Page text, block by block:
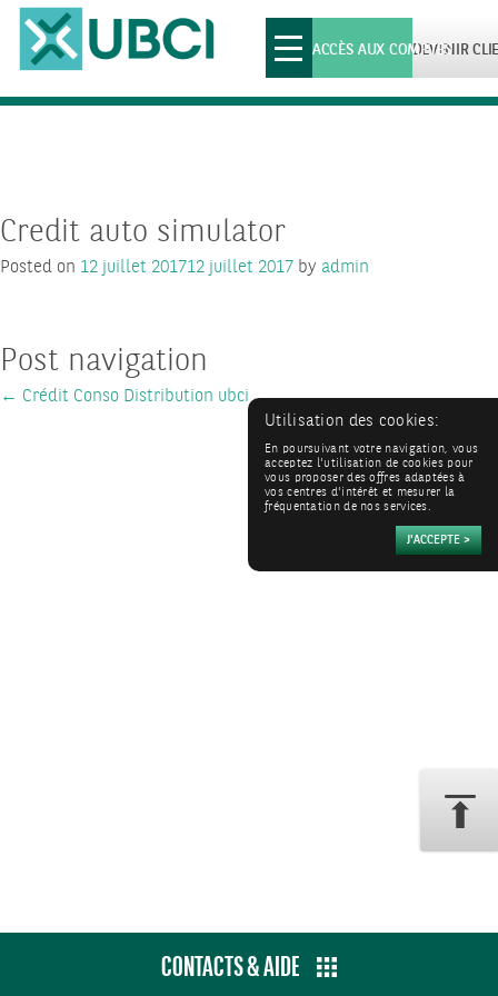
Toggle
navigationDEVENIR
ACCÈS AUX COMPTES
Credit auto simulator
Posted on 12 juillet 201712 juillet 2017 by admin
Post navigation
← Crédit Conso Distribution ubci
CONTACTS & AIDE
Utilisation des cookies:
En poursuivant votre navigation, vous
acceptez l'utilisation de cookies pour
vous proposer des offres adaptées à
vos centres d'intérêt et mesurer la
fréquentation de nos services.